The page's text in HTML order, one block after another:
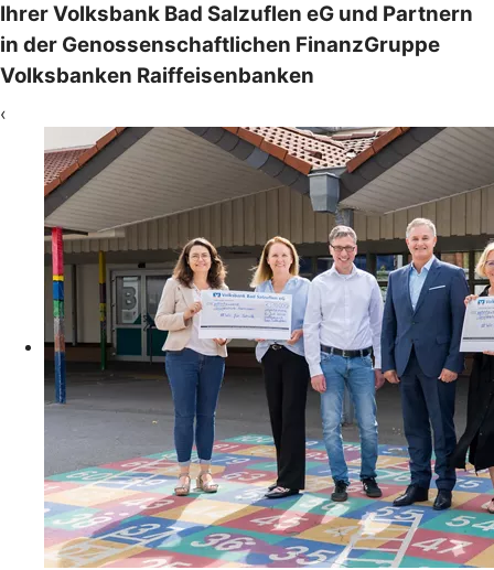
Ihrer Volksbank Bad Salzuflen eG und Partnern
in der Genossenschaftlichen FinanzGruppe
Volksbanken Raiffeisenbanken
‹